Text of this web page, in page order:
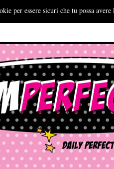
per essere sicuri che tu possa